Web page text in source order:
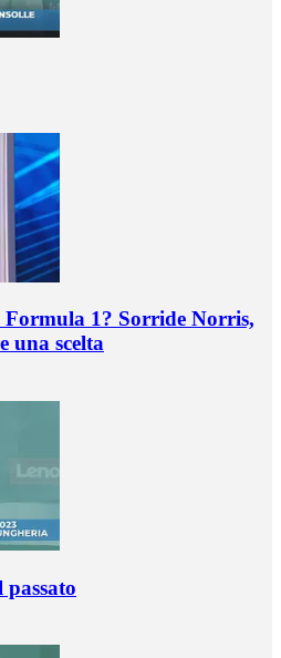
Formula 1? Sorride Norris,
una scelta